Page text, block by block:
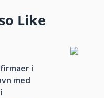
Like
i
med